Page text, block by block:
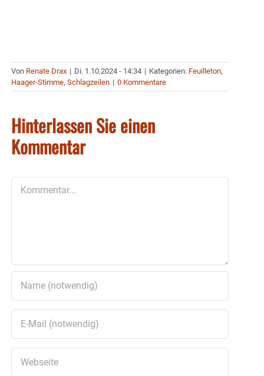
Von Renate Drax | Di. 1.10.2024 - 14:34 | Kategorien: Feuilleton,
Haager-Stimme, Schlagzeilen | 0 Kommentare
Hinterlassen Sie einen
Kommentar